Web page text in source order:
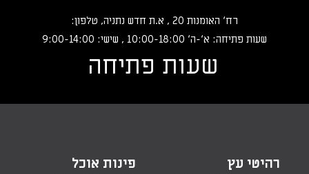
רח‘ האומנות 20 , א.ת חדש נתניה, טלפון:
שעות פתיחה: א‘-ה‘ 10:00-18:00 , שישי: 9:00-14:00
שעות פתיחה
רהיטי עץ פינות אוכל